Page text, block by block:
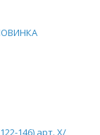
146) арт. Х/